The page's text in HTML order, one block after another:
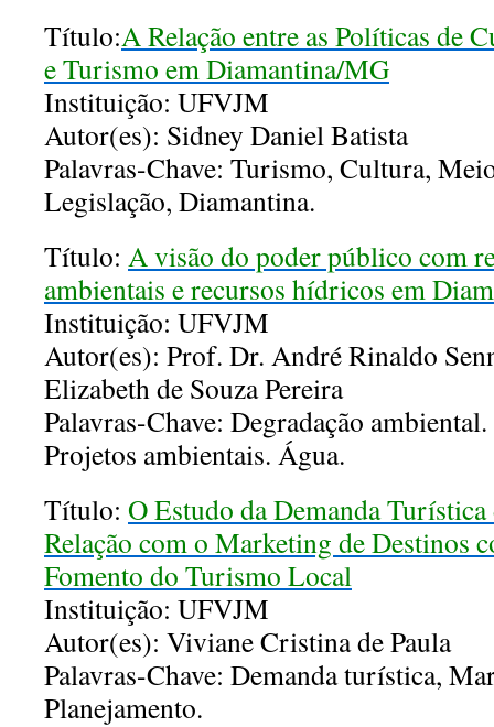
Título:A Relação entre as Políticas de
e Turismo em Diamantina/MG
Instituição: UFVJM
Autor(es): Sidney Daniel Batista
Palavras-Chave: Turismo, Cultura,
Legislação, Diamantina.
Título: A visão do poder público com
ambientais e recursos hídricos em
Instituição: UFVJM
Autor(es): Prof. Dr. André Rinaldo
Elizabeth de Souza Pereira
Palavras-Chave: Degradação
Projetos ambientais. Água.
Título: O Estudo da Demanda
Relação com o Marketing de Destinos
Fomento do Turismo Local
Instituição: UFVJM
Autor(es): Viviane Cristina de Paula
Palavras-Chave: Demanda turística,
Planejamento.